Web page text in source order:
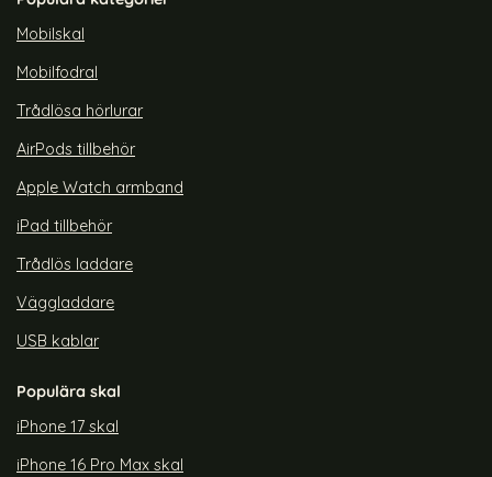
119 krtidigare pris
299 kr
Tillgänglighet:
Lagervara
Mobilskal
Mobilfodral
Trådlösa hörlurar
AirPods tillbehör
Apple Watch armband
iPad tillbehör
Trådlös laddare
Väggladdare
USB kablar
Populära skal
iPhone 17 skal
iPhone 16 Pro Max skal